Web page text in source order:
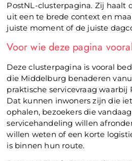
PostNL-clusterpagina. Zij haalt
uit een te brede context en
juiste moment of de juiste
Voor wie deze pagina
Deze clusterpagina is vooral
die Middelburg benaderen
praktische servicevraag waarbij
Dat kunnen inwoners zijn die
ophalen, bezoekers die
servicehandeling willen
willen weten of een korte
is binnen hun route.